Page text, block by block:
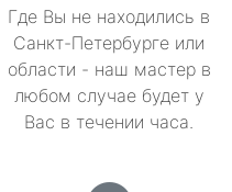
Где Вы не находились в
Санкт-Петербурге или
области - наш мастер в
любом случае будет у
Вас в течении часа.